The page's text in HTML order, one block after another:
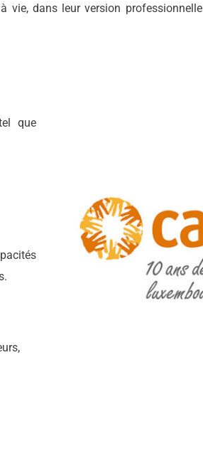
vie, dans leur version professionnelle
que